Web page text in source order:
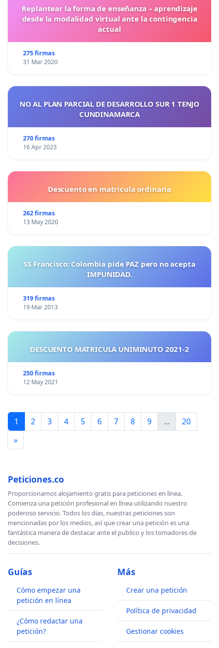
Replantear la forma de enseñanza – aprendizaje
desde la modalidad virtual ante la contingencia
actual
275 firmas
31 Mar 2020
NO AL PLAN PARCIAL DE DESARROLLO SUR 1 TENJO
CUNDINAMARCA
270 firmas
16 Apr 2023
Descuento en matricula ordinaria
262 firmas
13 May 2020
SS Francisco: Colombia pide PAZ pero no acepta
IMPUNIDAD.
319 firmas
19 Mar 2013
DESCUENTO MATRICULA UNIMINUTO 2021-2
250 firmas
12 May 2021
1 2 3 4 5 6 7 8 9 ...
20
»
Peticiones.co
Proporcionamos alojamiento gratis para peticiones en línea.
Comienza una petición profesional en línea utilizando nuestro
poderoso servicio. Todos los días, nuestras peticiones son
mencionadas por los medios, así que crear una petición es una
fantástica manera de destacar ante el publico y los tomadores de
decisiones.
Guías
Cómo empezar una
petición en línea
¿Cómo redactar una
petición?
Más
Crear una petición
Política de privacidad
Gestionar cookies